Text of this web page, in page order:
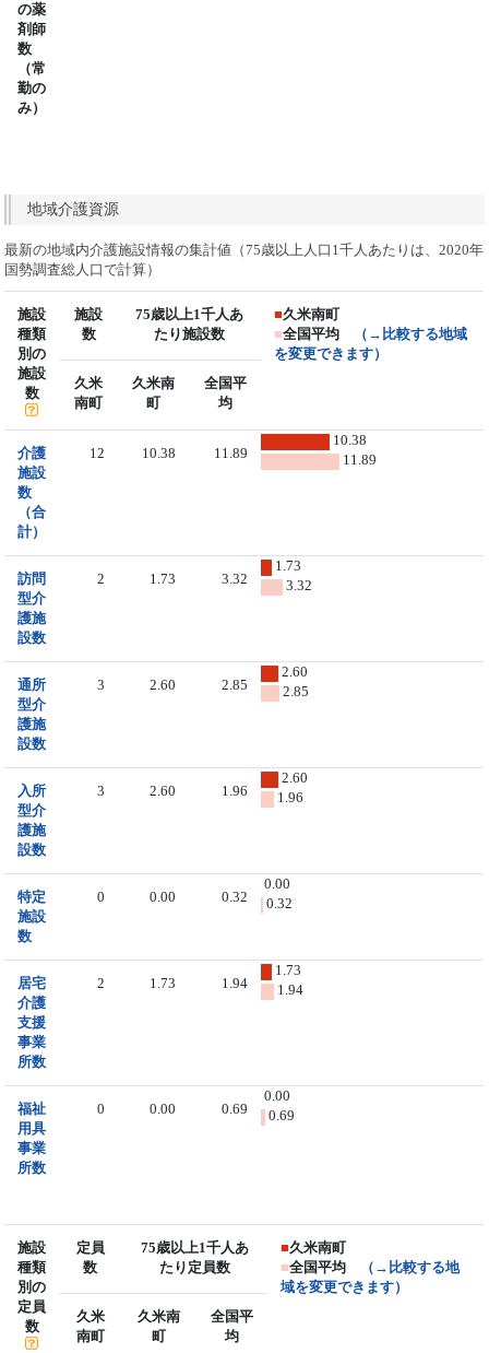
の薬
剤師
数
（常
勤の
み）
地域介護資源
最新の地域内介護施設情報の集計値（75歳以上人口1千人あたりは、2020年
国勢調査総人口で計算）
施設
種類
別の
施設
数
施設
数
75歳以上1千人あ
たり施設数
■久米南町
■全国平均
（→比較する地域
を変更できます）
久米
南町
久米南
町
全国平
均
介護
施設
数
（合
計）
12 10.38 11.89
10.38
11.89
訪問
型介
護施
設数
2 1.73 3.32
1.73
3.32
通所
型介
護施
設数
3 2.60 2.85
2.60
2.85
入所
型介
護施
設数
3 2.60 1.96
2.60
1.96
特定
施設
数
0 0.00 0.32
0.00
0.32
居宅
介護
支援
事業
所数
2 1.73 1.94
1.73
1.94
福祉
用具
事業
所数
0 0.00 0.69
0.00
0.69
施設
種類
別の
定員
数
定員
数
75歳以上1千人あ
たり定員数
■久米南町
■全国平均
（→比較する地
域を変更できます）
久米
南町
久米南
町
全国平
均